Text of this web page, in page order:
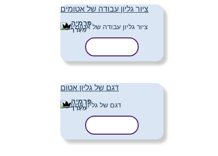
ציור גליון עבודה של אטומים
פּרֶמיָה
מַעֲרָך
דגם של גליון אטום
פּרֶמיָה
מַעֲרָך